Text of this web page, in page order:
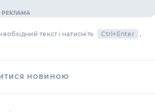
текст і натисніть Ctrl+Enter
,
НОВИНОЮ